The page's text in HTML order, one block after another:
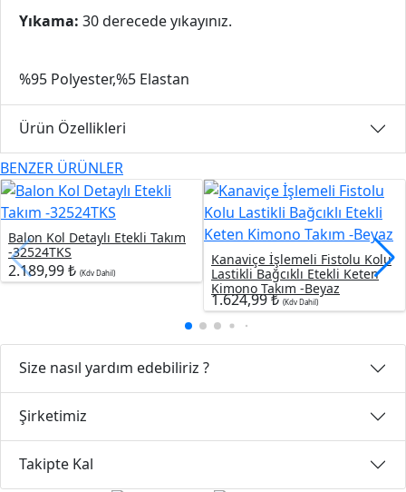
Yıkama: 30 derecede yıkayınız.
%95 Polyester,%5 Elastan
Ürün Özellikleri
BENZER ÜRÜNLER
Balon Kol Detaylı Etekli Takım
-32524TKS
2.189,99 ₺ (Kdv Dahil)
Kanaviçe İşlemeli Fistolu Kolu
Lastikli Bağcıklı Etekli Keten
Kimono Takım -Beyaz
1.624,99 ₺(Kdv Dahil)
Size nasıl yardım edebiliriz ?
Şirketimiz
Takipte Kal